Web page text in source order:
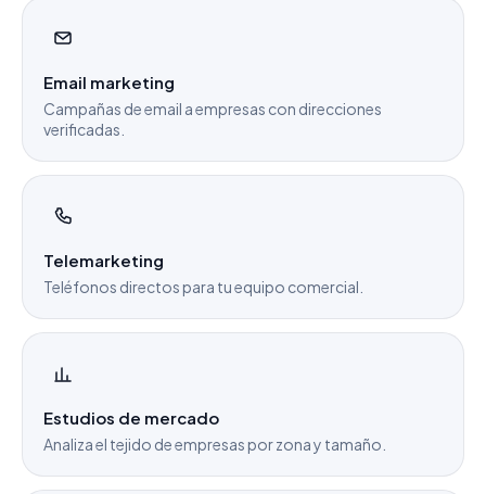
Email marketing
Campañas de email a empresas con direcciones
verificadas.
Telemarketing
Teléfonos directos para tu equipo comercial.
Estudios de mercado
Analiza el tejido de empresas por zona y tamaño.